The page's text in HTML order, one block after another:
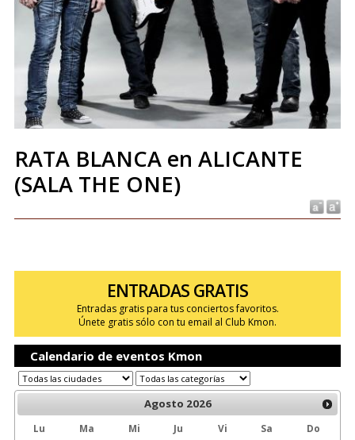
RATA BLANCA en ALICANTE
(SALA THE ONE)
ENTRADAS GRATIS
Entradas gratis para tus conciertos favoritos.
Únete gratis sólo con tu email al Club Kmon.
Calendario de eventos Kmon
Agosto 2026
Lu Ma Mi Ju Vi Sa
Do